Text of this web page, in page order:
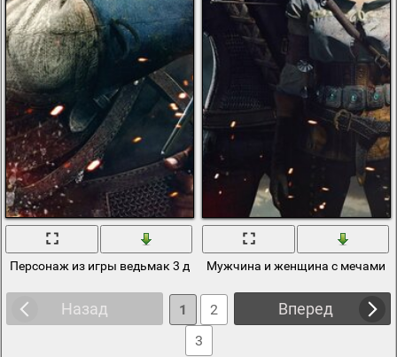
Персонаж из игры ведьмак 3 дикая охота с мечом
Мужчина и женщина с мечами
Назад Вперед
1
2
3